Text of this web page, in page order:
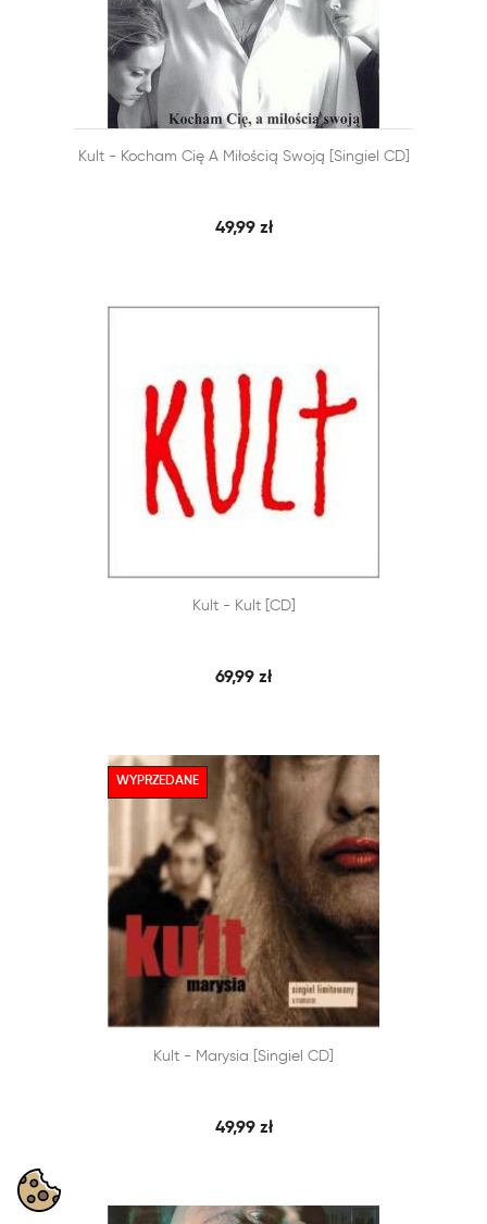
 DODAJ DO KOSZYKA SZYBKI PODGLĄD
Kult - Kocham Cię A Miłością Swoją [singiel CD]
49,99 zł
DODAJ DO KOSZYKA
SZYBKI PODGLĄD
Kult - Kult [CD]
69,99 zł
DODAJ DO KOSZYKA
SZYBKI PODGLĄD
Kult - Marysia [singiel CD]
49,99 zł
WYPRZEDANE